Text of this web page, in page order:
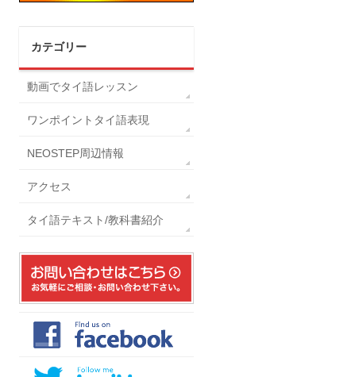
カテゴリー
動画でタイ語レッスン
ワンポイントタイ語表現
NEOSTEP周辺情報
アクセス
タイ語テキスト/教科書紹介